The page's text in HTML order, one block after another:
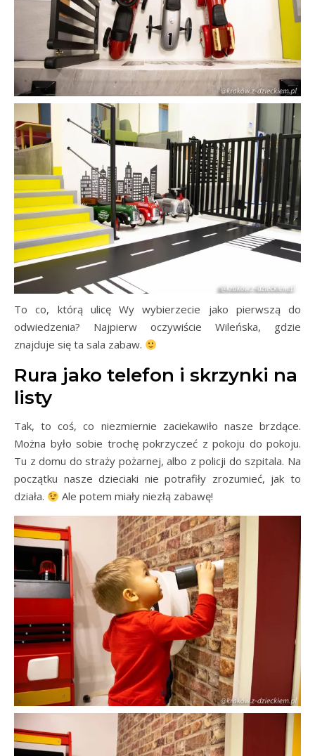
To co, którą ulicę Wy wybierzecie jako pierwszą do
odwiedzenia? Najpierw oczywiście Wileńska, gdzie
znajduje się ta sala zabaw.
Rura jako telefon i skrzynki na
listy
Tak, to coś, co niezmiernie zaciekawiło nasze brzdące.
Można było sobie trochę pokrzyczeć z pokoju do pokoju.
Tu z domu do straży pożarnej, albo z policji do szpitala. Na
początku nasze dzieciaki nie potrafiły zrozumieć, jak to
działa.
Ale potem miały niezłą zabawę!